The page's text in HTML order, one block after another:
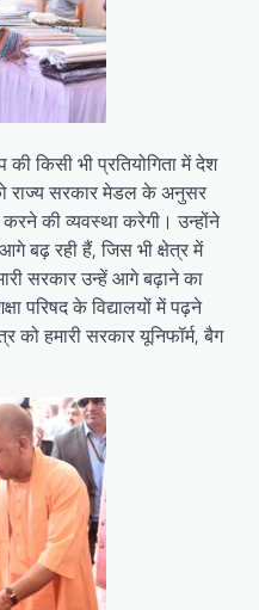
किसी भी प्रतियोगिता में देश
राज्य सरकार मेडल के अनुसर
की व्यवस्था करेगी। उन्होंने
बढ़ रही हैं, जिस भी क्षेत्र में
सरकार उन्हें आगे बढ़ाने का
परिषद के विद्यालयों में पढ़ने
को हमारी सरकार यूनिफॉर्म, बैग